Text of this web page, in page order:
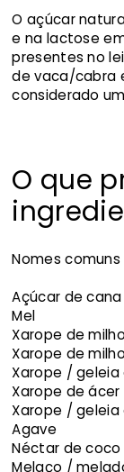
O açúcar
e na lactose
presentes no
de vaca/cabra
considerado
O que
Nomes
Açúcar de cana
Mel
Xarope de milho
Xarope de
Xarope / geleia
Xarope de
Xarope /
Agave
Néctar de coco
Melaço /